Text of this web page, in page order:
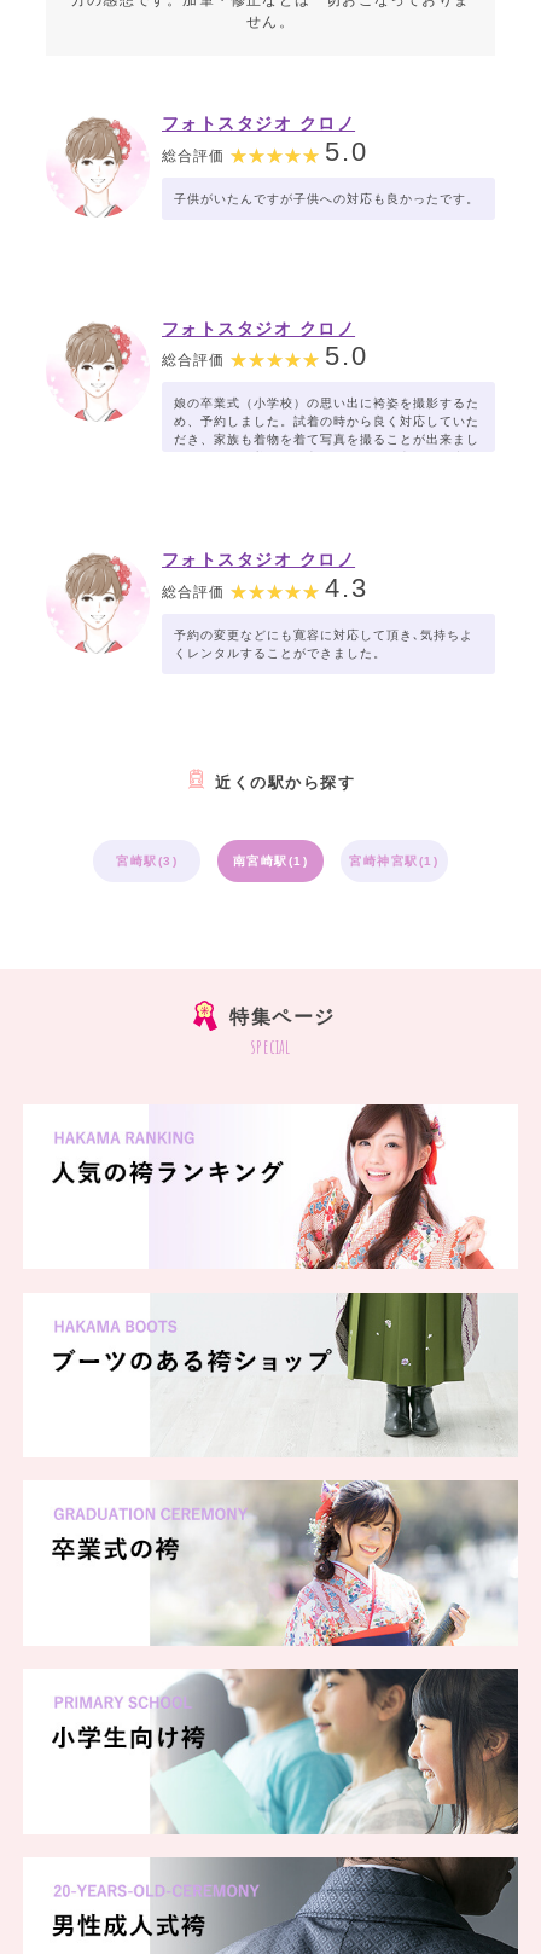
せん。
フォトスタジオ クロノ
総合評価 5.0
子供がいたんですが子供への対応も良かったです。
フォトスタジオ クロノ
総合評価 5.0
娘の卒業式（小学校）の思い出に袴姿を撮影するた
め、予約しました。試着の時から良く対応していた
だき、家族も着物を着て写真を撮ることが出来まし
フォトスタジオ クロノ
総合評価 4.3
予約の変更などにも寛容に対応して頂き､気持ちよ
くレンタルすることができました。
近くの駅から探す
宮崎駅(3) 南宮崎駅(1) 宮崎神宮駅(1)
特集ページ
special